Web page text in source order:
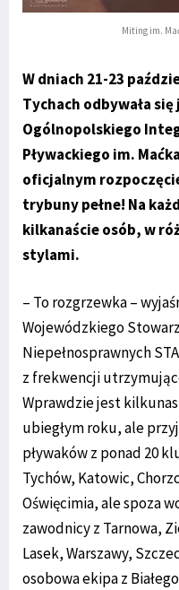
Miting im.
W dniach 21-23
Tychach odbywała
Ogólnopolskiego
Pływackiego im.
oficjalnym
trybuny pełne! Na
kilkanaście osób, w
stylami.
– To rozgrzewka –
Wojewódzkiego
Niepełnosprawnych
z frekwencji
Wprawdzie jest
ubiegłym roku, ale
pływaków z ponad 20
Tychów, Katowic,
Oświęcimia, ale spoza
zawodnicy z Tarnowa,
Lasek, Warszawy,
osobowa ekipa z